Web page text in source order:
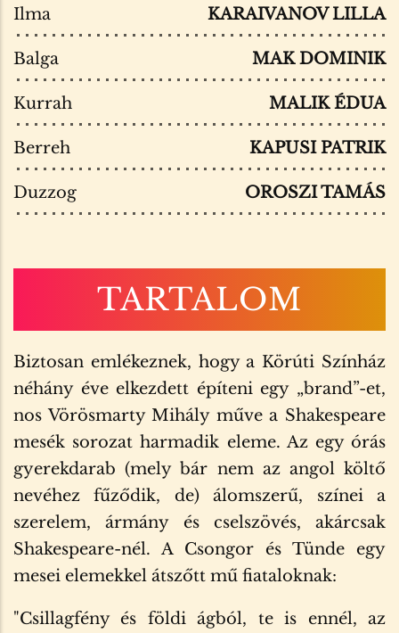
Ilma KARAIVANOV LILLA
Balga MAK DOMINIK
Kurrah MALIK ÉDUA
Berreh KAPUSI PATRIK
Duzzog OROSZI TAMÁS
TARTALOM
Biztosan emlékeznek, hogy a Körúti Színház
néhány éve elkezdett építeni egy „brand”-et,
nos Vörösmarty Mihály műve a Shakespeare
mesék sorozat harmadik eleme. Az egy órás
gyerekdarab (mely bár nem az angol költő
nevéhez fűződik, de) álomszerű, színei a
szerelem, ármány és cselszövés, akárcsak
Shakespeare-nél. A Csongor és Tünde egy
mesei elemekkel átszőtt mű fiataloknak:
"Csillagfény és földi ágból, te is ennél, az